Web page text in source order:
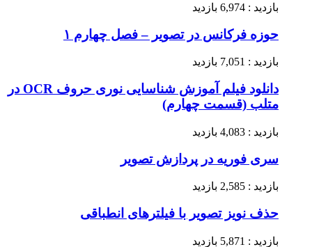
بازدید : 6,974 بازدید
حوزه فرکانس در تصویر – فصل چهارم ۱
بازدید : 7,051 بازدید
دانلود فیلم آموزش شناسایی نوری حروف OCR در
متلب (قسمت چهارم)
بازدید : 4,083 بازدید
سری فوریه در پردازش تصویر
بازدید : 2,585 بازدید
حذف نویز تصویر با فیلترهای انطباقی
بازدید : 5,871 بازدید